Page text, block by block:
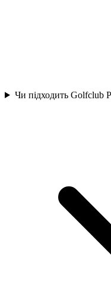
Чи підходить Golfclub